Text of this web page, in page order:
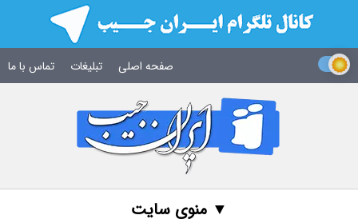
صفحه اصلی تبلیغات تماس با ما
▼ منوی سایت